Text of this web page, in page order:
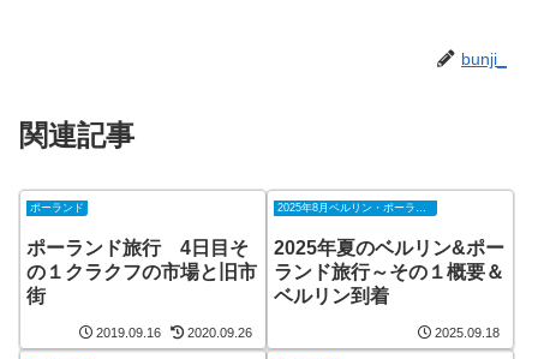
bunji_
関連記事
ポーランド
ポーランド旅行 4日目そ
の１クラクフの市場と旧市
街
2019.09.16 2020.09.26
2025年8月ベルリン・ポーランド
2025年夏のベルリン&ポー
ランド旅行～その１概要＆
ベルリン到着
2025.09.18